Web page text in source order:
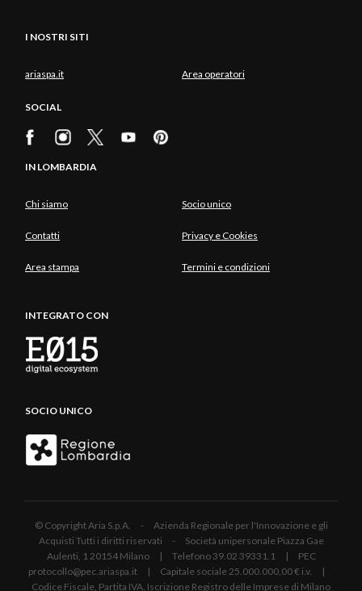
I NOSTRI SITI
ariaspa.it Area operatori
SOCIAL
IN LOMBARDIA
Chi siamo Socio unico
Contatti Privacy e Cookies
Area stampa Termini e condizioni
INTEGRATO CON
SOCIO UNICO
© Copyright Aria S.p.A. - Azienda Regionale per l'Innovazione e gli
Acquisti Tutti i diritti riservati - Società unipersonale Piazza Gae
Aulenti, 1 20154 Milano | Telefono 39.02 39331.1 | PEC
protocollo@pec.ariaspa.it | Capitale sociale 25.000.000,00 € i.v. |
Codice Fiscale, Partita IVA, Iscrizione Registro delle Imprese di Milano